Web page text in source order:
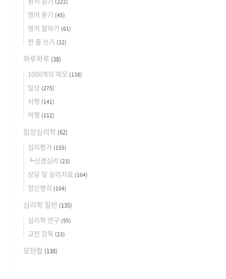
영어 듣기 (45)
영어 말하기 (61)
한 줄 쓰기 (32)
하루하루 (38)
1000개의 메모 (138)
일상 (275)
서평 (141)
여행 (112)
임상심리학 (62)
심리평가 (155)
┗신경심리 (23)
상담 및 심리치료 (164)
정신병리 (104)
심리학 일반 (135)
심리학 연구 (95)
고전 강독 (23)
모던팝 (138)